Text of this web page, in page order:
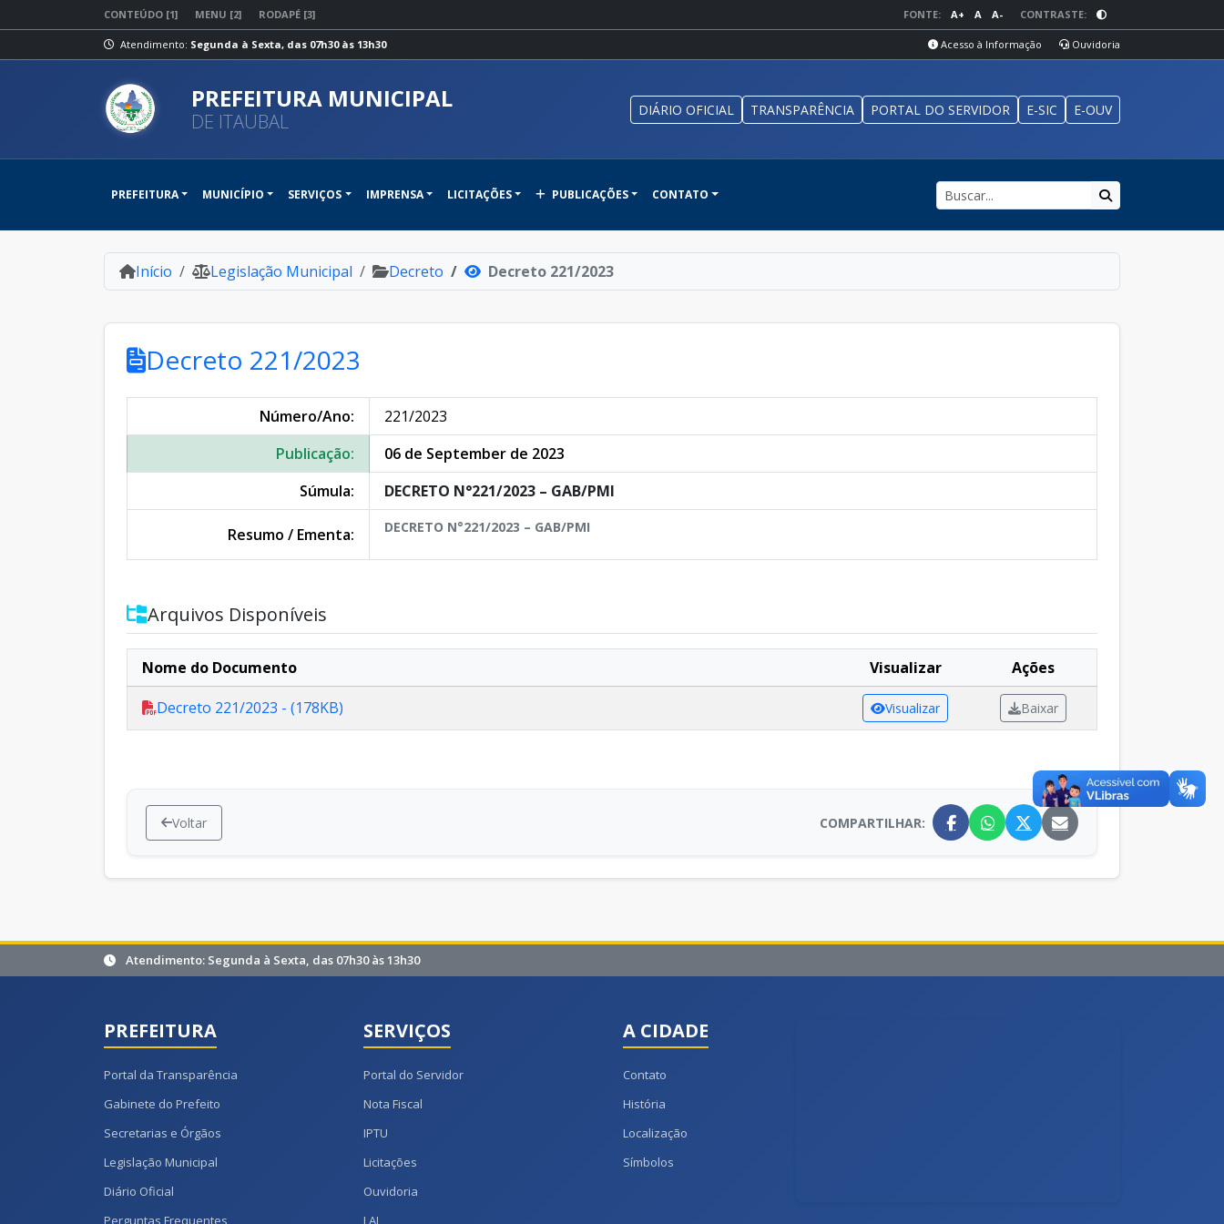
CONTEÚDO [1] MENU [2] RODAPÉ [3] FONTE: A+ A A- CONTRASTE:
Atendimento: Segunda à Sexta, das 07h30 às 13h30 Acesso à Informação Ouvidoria
PREFEITURA MUNICIPAL
DE ITAUBAL DIÁRIO OFICIAL TRANSPARÊNCIA PORTAL DO SERVIDOR E-SIC E-OUV
PREFEITURA MUNICÍPIO SERVIÇOS IMPRENSA LICITAÇÕES PUBLICAÇÕES CONTATO
Início Legislação Municipal Decreto Decreto 221/2023
Decreto 221/2023
Número/Ano:
221/2023
Publicação:
06 de September de 2023
Súmula:
DECRETO N°221/2023 – GAB/PMI
Resumo / Ementa: DECRETO N°221/2023 – GAB/PMI
Arquivos Disponíveis
Nome do Documento Visualizar
Ações
Decreto 221/2023 - (178KB)
Visualizar Baixar
Voltar COMPARTILHAR:
Atendimento: Segunda à Sexta, das 07h30 às 13h30
PREFEITURA
Portal da Transparência
Gabinete do Prefeito
Secretarias e Órgãos
Legislação Municipal
Diário Oficial
Perguntas Frequentes
SERVIÇOS
Portal do Servidor
Nota Fiscal
IPTU
Licitações
Ouvidoria
LAI
A CIDADE
Contato
História
Localização
Símbolos